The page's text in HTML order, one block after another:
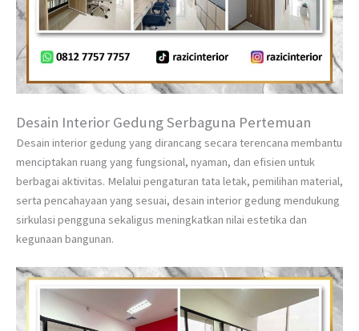
Desain Interior Gedung Serbaguna Pertemuan
Desain interior gedung yang dirancang secara terencana membantu
menciptakan ruang yang fungsional, nyaman, dan efisien untuk
berbagai aktivitas. Melalui pengaturan tata letak, pemilihan material,
serta pencahayaan yang sesuai, desain interior gedung mendukung
sirkulasi pengguna sekaligus meningkatkan nilai estetika dan
kegunaan bangunan.